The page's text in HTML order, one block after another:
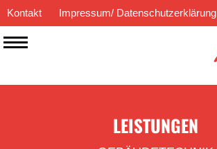
Kontakt Impressum/ Datenschutzerklärung
LEISTUNGEN